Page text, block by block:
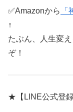
✅Amazonから
↑
たぶん、人生変
ぞ！
★【LINE公式登録